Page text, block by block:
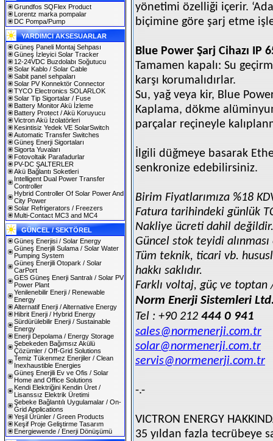
Grundfos SQFlex Product
Lorentz marka pompalar
DC Pompa/Pump
YARDIMCI AKSESUARLAR
Güneş Paneli Montaj Sehpası
Güneş İzleyici Solar Tracker
12-24VDC Buzdolabı Soğutucu
Solar Kablo / Solar Cable
Sabit panel sehpaları
Solar PV Konnektör Connector
TYCO Electronics SOLARLOK
Solar Tip Sigortalar / Fuse
Battery Monitor Akü İzleme
Battery Protect / Akü Koruyucu
Victron Akü İzolatörleri
Kesintisiz Yedek VE SolarSwitch
Automatic Transfer Switches
Güneş Enerji Sigortaları
Sigorta Yuvaları
Fotovoltaik Parafadurlar
PV-DC ŞALTERLER
Akü Bağlantı Soketleri
Intelligent Dual Power Transfer
Controller
Hybrid Controller Of Solar Power And
City Power
Solar Refrigerators / Freezers
Multi-Contact MC3 and MC4
GÜNCEL / SEKTÖREL
Güneş Enerjisi / Solar Energy
Güneş Enerjili Sulama / Solar Water
Pumping System
Güneş Enerjili Otopark / Solar
CarPort
GES Güneş Enerji Santralı / Solar PV
Power Plant
Yenilenebilir Enerji / Renewable
Energy
Alternatif Enerji / Alternative Energy
Hibrit Enerji / Hybrid Energy
Sürdürülebilir Enerji / Sustainable
Energy
Enerji Depolama / Energy Storage
Şebekeden Bağımsız Akülü
Çözümler / Off-Grid Solutions
Temiz Tükenmez Enerjiler / Clean
Inexhaustible Energies
Güneş Enerjili Ev ve Ofis / Solar
Home and Office Solutions
Kendi Elektriğini Kendin Üret /
Lisanssız Elektrik Üretimi
Şebeke Bağlantılı Uygulamalar / On-
Grid Applications
Yeşil Ürünler / Green Products
Keşif Proje Geliştirme Tasarım
Energiewende / Enerji Dönüşümü
yönetimi özelliği içerir.
biçimine göre şarj etme
Blue Power Şarj Cihazı IP
Tamamen kapalı: Su
karşı korumalıdırlar.
Su, yağ veya kir, Blue
Kaplama, dökme
parçalar reçineyle
İlgili düğmeye basarak
senkronize edebilirsiniz.
Birim Fiyatlarımıza %18
Fatura tarihindeki günlük
Nakliye ücreti dahil değildir.
Güncel stok teyidi alınması
Tüm teknik, ticari vb.
hakkı saklıdır.
Farklı voltaj, güç ve
Norm Enerji Sistemleri
Tel : +90 212 444 0 941
sales@normenerji.com.tr
solar@normenerji.com.tr
servis@normenerji.com.tr
-.-
VICTRON ENERGY
35 yıldan fazla tecrübeye